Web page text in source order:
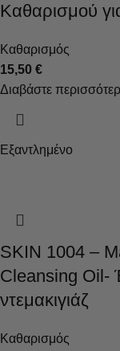
Καθαρισμού
Καθαρισμός
15,50 €
Διαβάστε
Εξαντλημένο
SKIN 1004 –
Cleansing Oil-
ντεμακιγιάζ
Καθαρισμός